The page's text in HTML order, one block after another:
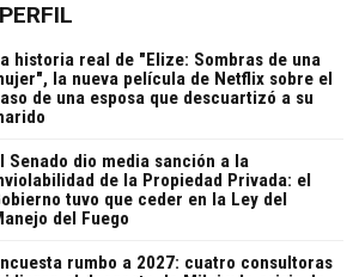
historia real de "Elize: Sombras de una
la nueva película de Netflix sobre el
de una esposa que descuartizó a su
Senado dio media sanción a la
de la Propiedad Privada: el
tuvo que ceder en la Ley del
del Fuego
rumbo a 2027: cuatro consultoras